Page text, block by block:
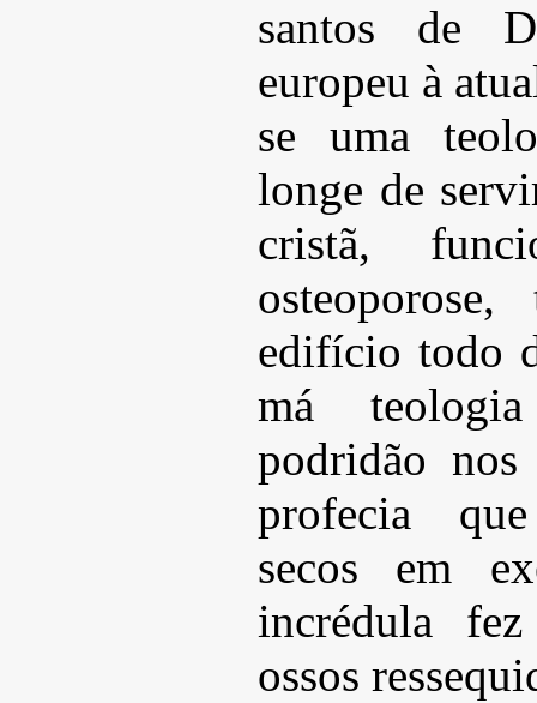
santos de
europeu à
se uma
longe de
cristã,
edifício todo
má
podridão
profecia
secos em
incrédula
ossos